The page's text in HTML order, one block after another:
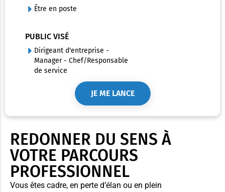
REDONNER DU SENS À
VOTRE PARCOURS
PROFESSIONNEL
Vous êtes cadre, en perte d’élan ou en plein
Être en poste
PUBLIC VISÉ
Dirigeant d'entreprise -
Manager - Chef/Responsable
de service
JE ME LANCE